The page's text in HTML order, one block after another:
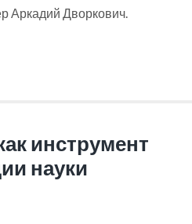
Аркадий Дворкович.
инструмент
науки